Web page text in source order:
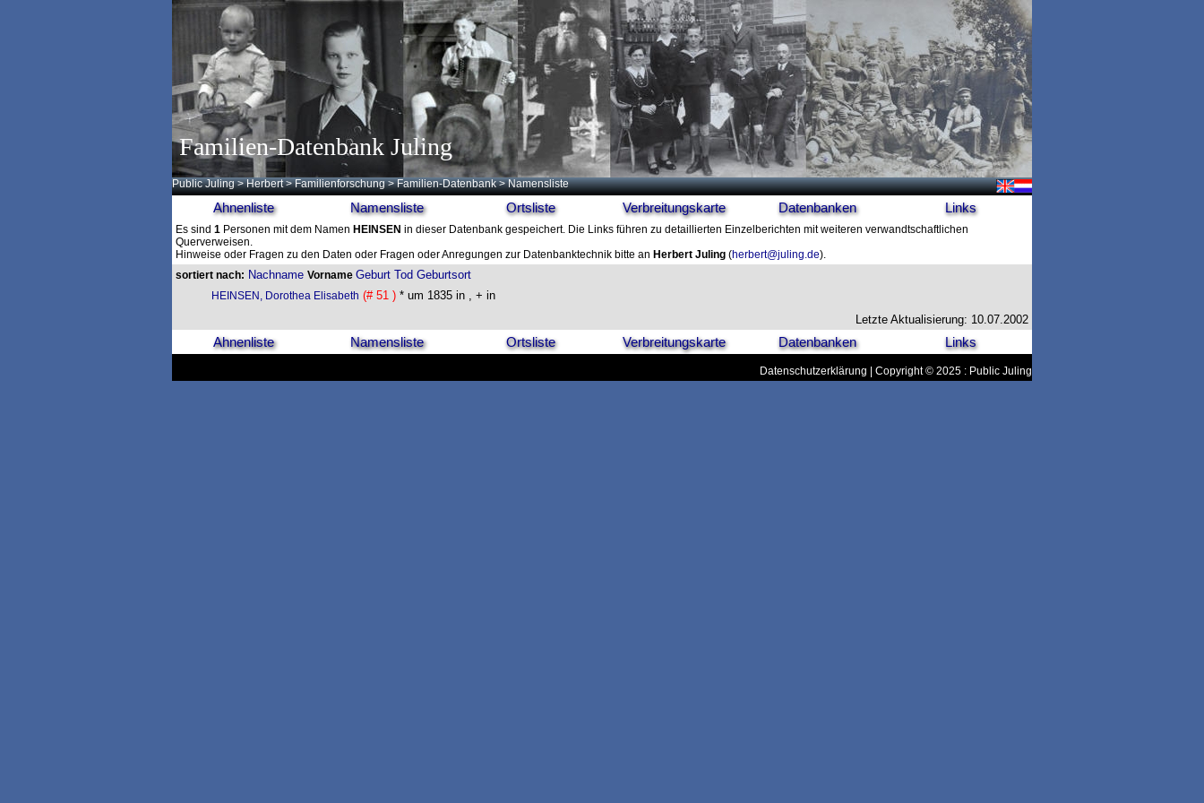
Familien-Datenbank Juling
Public Juling >Herbert >Familienforschung >Familien-Datenbank > Namensliste
Ahnenliste Namensliste Ortsliste Verbreitungskarte Datenbanken Links
Es sind 1 Personen mit dem Namen HEINSEN in dieser Datenbank gespeichert. Die Links führen zu detaillierten Einzelberichten mit weiteren verwandtschaftlichen
Querverweisen.
Hinweise oder Fragen zu den Daten oder Fragen oder Anregungen zur Datenbanktechnik bitte an Herbert Juling (herbert@juling.de).
sortiert nach: Nachname Vorname Geburt Tod Geburtsort
HEINSEN, Dorothea Elisabeth (# 51 ) * um 1835 in , + in
Letzte Aktualisierung: 10.07.2002
Ahnenliste Namensliste Ortsliste Verbreitungskarte Datenbanken Links
Datenschutzerklärung | Copyright © 2025 : Public Juling